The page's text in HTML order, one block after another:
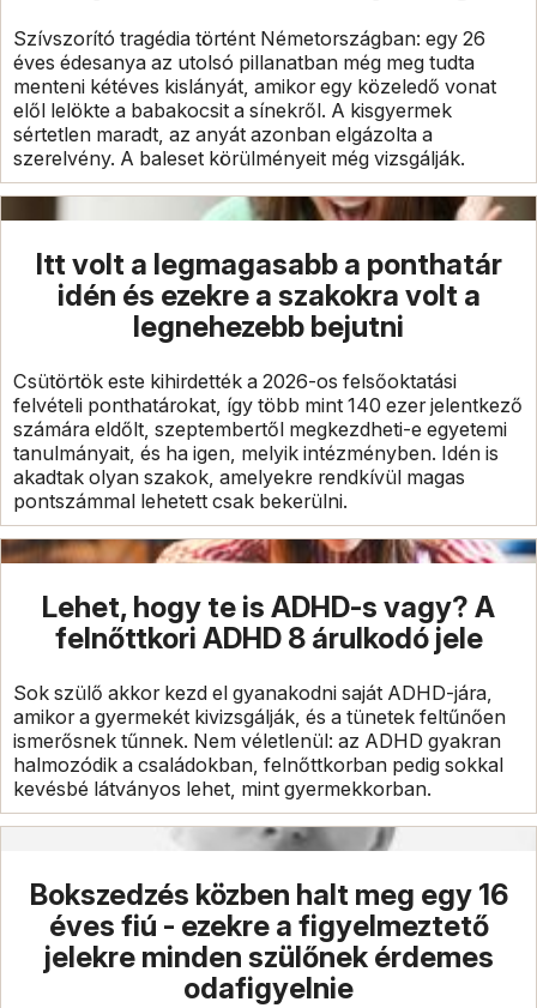
Szívszorító tragédia történt Németországban: egy 26
éves édesanya az utolsó pillanatban még meg tudta
menteni kétéves kislányát, amikor egy közeledő vonat
elől lelökte a babakocsit a sínekről. A kisgyermek
sértetlen maradt, az anyát azonban elgázolta a
szerelvény. A baleset körülményeit még vizsgálják.
Itt volt a legmagasabb a ponthatár
idén és ezekre a szakokra volt a
legnehezebb bejutni
Csütörtök este kihirdették a 2026-os felsőoktatási
felvételi ponthatárokat, így több mint 140 ezer jelentkező
számára eldőlt, szeptembertől megkezdheti-e egyetemi
tanulmányait, és ha igen, melyik intézményben. Idén is
akadtak olyan szakok, amelyekre rendkívül magas
pontszámmal lehetett csak bekerülni.
Lehet, hogy te is ADHD-s vagy? A
felnőttkori ADHD 8 árulkodó jele
Sok szülő akkor kezd el gyanakodni saját ADHD-jára,
amikor a gyermekét kivizsgálják, és a tünetek feltűnően
ismerősnek tűnnek. Nem véletlenül: az ADHD gyakran
halmozódik a családokban, felnőttkorban pedig sokkal
kevésbé látványos lehet, mint gyermekkorban.
Bokszedzés közben halt meg egy 16
éves fiú - ezekre a figyelmeztető
jelekre minden szülőnek érdemes
odafigyelnie